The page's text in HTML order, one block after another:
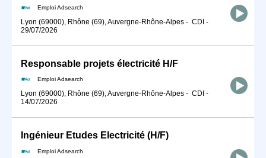
Emploi Adsearch
Lyon (69000), Rhône (69), Auvergne-Rhône-Alpes - CDI -
29/07/2026
Responsable projets électricité H/F
Emploi Adsearch
Lyon (69000), Rhône (69), Auvergne-Rhône-Alpes - CDI -
14/07/2026
Ingénieur Etudes Electricité (H/F)
Emploi Adsearch